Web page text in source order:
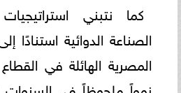
كما نتبني
الصناعة الدوائية استنادًا
المصرية الهائلة في